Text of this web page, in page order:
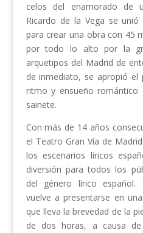
celos del enamorado de
Ricardo de la Vega se
para crear una obra con 45
por todo lo alto por la
arquetipos del Madrid de
de inmediato, se apropió el
ritmo y ensueño romántico
sainete.
Con más de 14 años
el Teatro Gran Vía de
los escenarios líricos
diversión para todos los
del género lírico español.
vuelve a presentarse en
que lleva la brevedad de la
de dos horas, a causa